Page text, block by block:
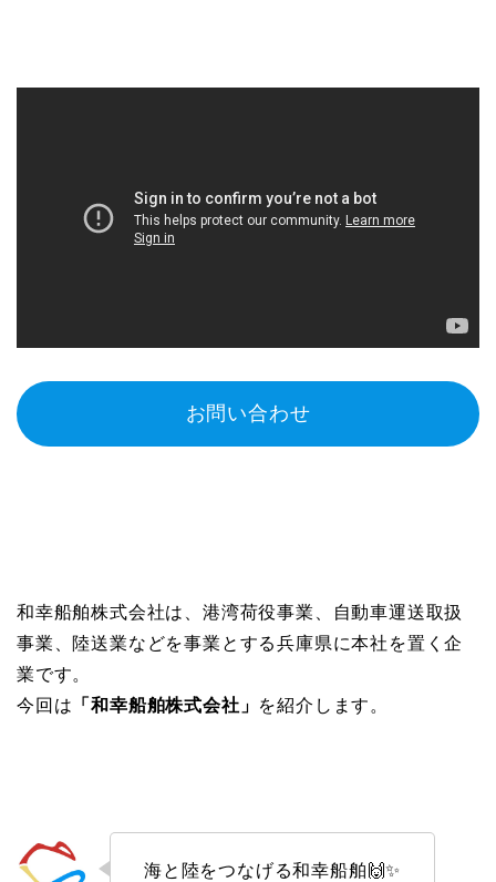
お問い合わせ
和幸船舶株式会社は、港湾荷役事業、自動車運送取扱
事業、陸送業などを事業とする兵庫県に本社を置く企
業です。
今回は 「和幸船舶株式会社 」 を紹介します。
海と陸をつなげる和幸船舶🙌✨